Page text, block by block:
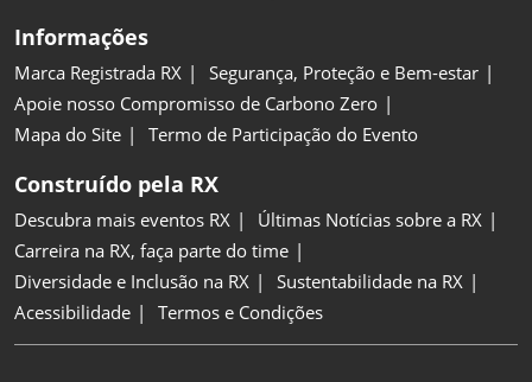
Informações
Marca Registrada RX
Segurança, Proteção e Bem-estar
Apoie nosso Compromisso de Carbono Zero
Mapa do Site
Termo de Participação do Evento
Construído pela RX
Descubra mais eventos RX
Últimas Notícias sobre a RX
Carreira na RX, faça parte do time
Diversidade e Inclusão na RX
Sustentabilidade na RX
Acessibilidade
Termos e Condições